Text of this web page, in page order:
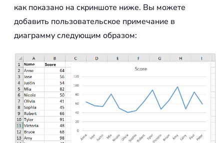
как показано на скриншоте ниже. Вы можете
добавить пользовательское примечание в
диаграмму следующим образом: